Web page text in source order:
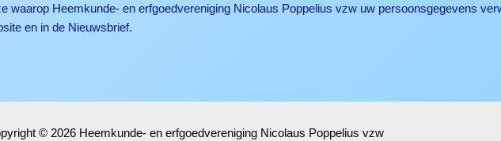
waarop Heemkunde- en erfgoedvereniging Nicolaus Poppelius vzw uw persoonsgegevens
en in de Nieuwsbrief.
© 2026 Heemkunde- en erfgoedvereniging Nicolaus Poppelius vzw